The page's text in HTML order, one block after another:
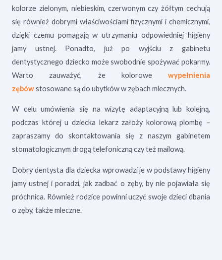
kolorze zielonym, niebieskim, czerwonym czy żółtym cechują
się również dobrymi właściwościami fizycznymi i chemicznymi,
dzięki czemu pomagają w utrzymaniu odpowiedniej higieny
jamy ustnej. Ponadto, już po wyjściu z gabinetu
dentystycznego dziecko może swobodnie spożywać pokarmy.
Warto zauważyć, że kolorowe wypełnienia
zębówstosowane są do ubytków w zębach mlecznych.
W celu umówienia się na wizytę adaptacyjną lub kolejną,
podczas której u dziecka lekarz założy kolorową plombę –
zapraszamy do skontaktowania się z naszym gabinetem
stomatologicznym drogą telefoniczną czy też mailową.
Dobry dentysta dla dziecka wprowadzi je w podstawy higieny
jamy ustnej i poradzi, jak zadbać o zęby, by nie pojawiała się
próchnica. Również rodzice powinni uczyć swoje dzieci dbania
o zęby, także mleczne.